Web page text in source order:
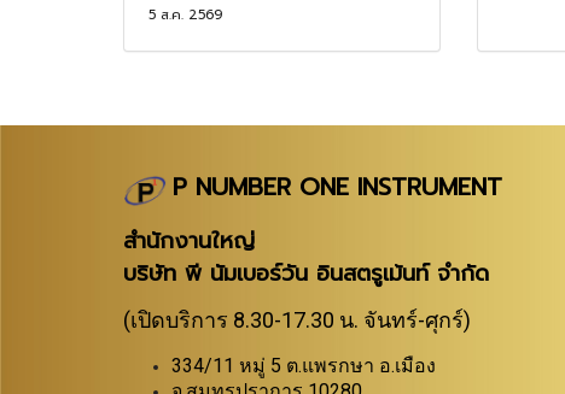
5 ส.ค. 2569
P NUMBER ONE INSTRUMENT
สำนักงานใหญ่
บริษัท พี นัมเบอร์วัน อินสตรูเม้นท์ จำกัด
(เปิดบริการ 8.30-17.30 น. จันทร์-ศุกร์)
334/11 หมู่ 5 ต.แพรกษา อ.เมือง